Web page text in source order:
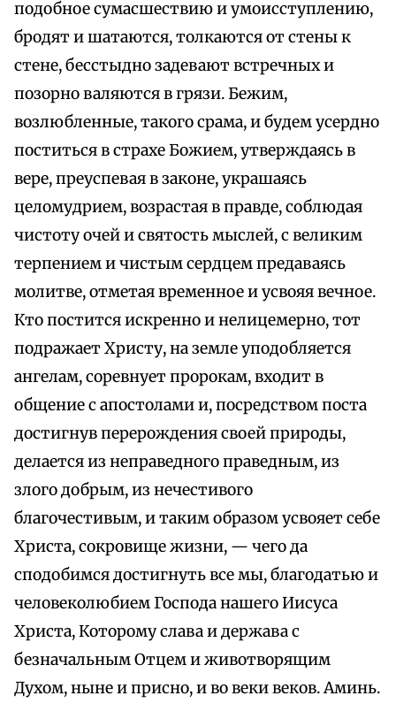
подобное сумасшествию и умоисступлению,
бродят и шатаются, толкаются от стены к
стене, бесстыдно задевают встречных и
позорно валяются в грязи. Бежим,
возлюбленные, такого срама, и будем усердно
поститься в страхе Божием, утверждаясь в
вере, преуспевая в законе, украшаясь
целомудрием, возрастая в правде, соблюдая
чистоту очей и святость мыслей, с великим
терпением и чистым сердцем предаваясь
молитве, отметая временное и усвояя вечное.
Кто постится искренно и нелицемерно, тот
подражает Христу, на земле уподобляется
ангелам, соревнует пророкам, входит в
общение с апостолами и, посредством поста
достигнув перерождения своей природы,
делается из неправедного праведным, из
злого добрым, из нечестивого
благочестивым, и таким образом усвояет себе
Христа, сокровище жизни, — чего да
сподобимся достигнуть все мы, благодатью и
человеколюбием Господа нашего Иисуса
Христа, Которому слава и держава с
безначальным Отцем и животворящим
Духом, ныне и присно, и во веки веков. Аминь.